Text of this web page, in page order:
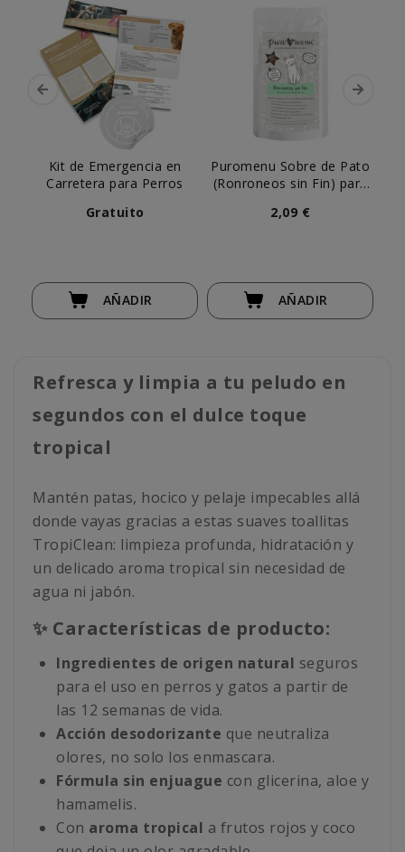
Kit de Emergencia en
Carretera para Perros
Gratuito
AÑADIR
Puromenu Sobre de Pato
(Ronroneos sin Fin) para
2,09 €
AÑADIR
Refresca y limpia a tu peludo en
segundos con el dulce toque
tropical
Mantén patas, hocico y pelaje impecables allá
donde vayas gracias a estas suaves toallitas
TropiClean: limpieza profunda, hidratación y
un delicado aroma tropical sin necesidad de
agua ni jabón.
✨ Características de producto:
Ingredientes de origen natural seguros
para el uso en perros y gatos a partir de
las 12 semanas de vida.
Acción desodorizante que neutraliza
olores, no solo los enmascara.
Fórmula sin enjuague con glicerina, aloe y
hamamelis.
Con aroma tropical a frutos rojos y coco